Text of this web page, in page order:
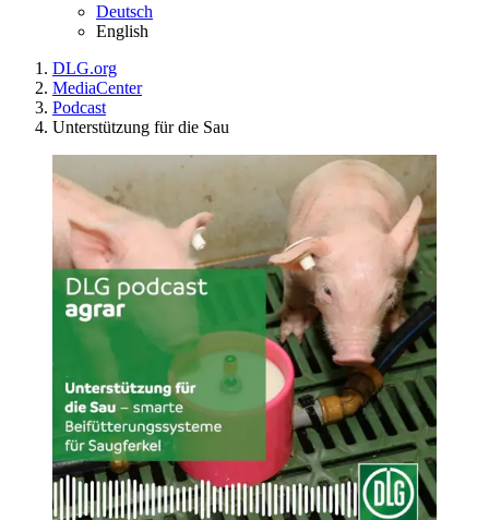
Deutsch
English
DLG.org
MediaCenter
Podcast
Unterstützung für die Sau